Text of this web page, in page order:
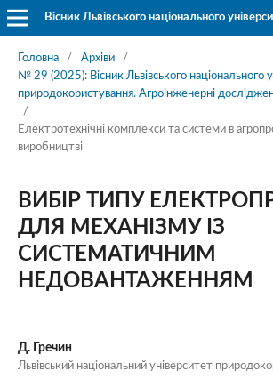
Головна / Архіви
/
№ 29 (2025): Вісник Львівського національного
природокористування. Агроінженерні
/
Електротехнічні комплекси та системи в
виробництві
ВИБІР ТИПУ
ДЛЯ МЕХАНІЗМУ ІЗ
СИСТЕМАТИЧНИМ
НЕДОВАНТАЖЕННЯМ
Д. Гречин
Львівський національний університет